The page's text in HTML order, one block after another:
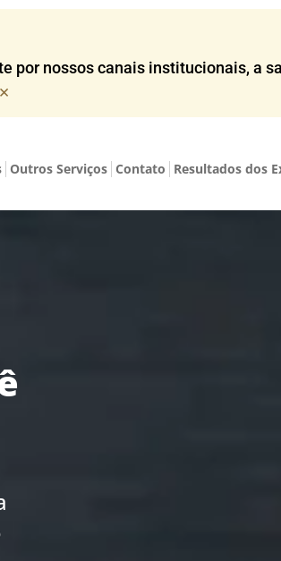
nossos canais institucionais, a
×
Outros Serviços Contato Resultados dos